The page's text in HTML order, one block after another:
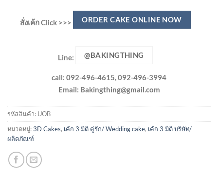
สั่งเค้ก Click >>> ORDER CAKE ONLINE NOW
Line: @BAKINGTHING
call: 092-496-4615, 092-496-3994
Email: Bakingthing@gmail.com
รหัสสินค้า: UOB
หมวดหมู่:3D Cakes, เค้ก 3 มิติ คู่รัก/ Wedding cake, เค้ก 3 มิติ บริษัท/
ผลิตภัณฑ์